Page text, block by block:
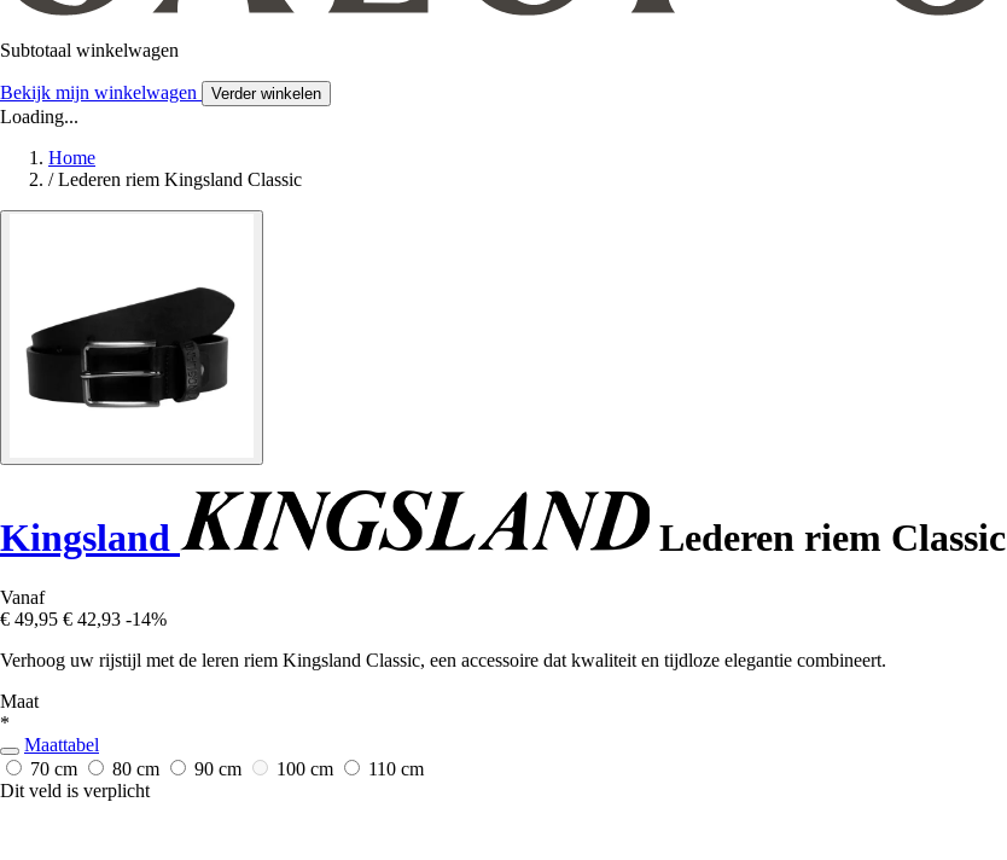
Subtotaal winkelwagen
Bekijk mijn winkelwagen Verder winkelen
Loading...
Home
/ Lederen riem Kingsland Classic
Kingsland Lederen riem Classic
Vanaf
€ 49,95 € 42,93 -14%
Verhoog uw rijstijl met de leren riem Kingsland Classic, een accessoire dat kwaliteit en tijdloze elegantie combineert.
Maat
*
Maattabel
70 cm
80 cm 90 cm 100 cm
110 cm
Dit veld is verplicht